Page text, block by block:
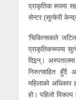
प्राकृतिक रूपमा
सेन्टर (सुत्केरी
‘चिकित्सकले
प्राकृतिकरूपमा
दिइन्।
निरुत्साहित हुँदै
महिलाको
हो। पहिलो विकल्प